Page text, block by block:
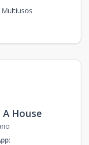
Multiusos
House
: